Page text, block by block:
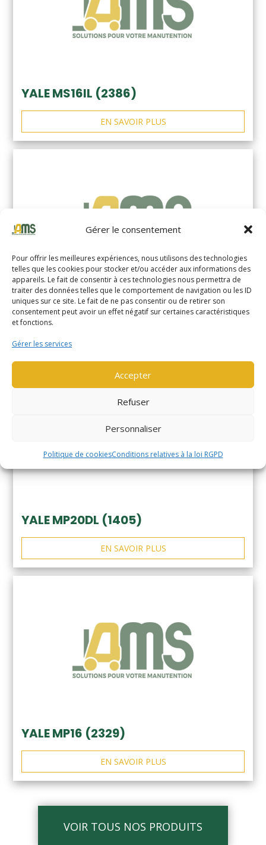
Gérer le consentement
Pour offrir les meilleures expériences, nous utilisons des technologies
telles que les cookies pour stocker et/ou accéder aux informations des
appareils. Le fait de consentir à ces technologies nous permettra de
traiter des données telles que le comportement de navigation ou les ID
uniques sur ce site. Le fait de ne pas consentir ou de retirer son
consentement peut avoir un effet négatif sur certaines caractéristiques
et fonctions.
Gérer les services
Accepter
Refuser
Personnaliser
Politique de cookiesConditions relatives à la loi RGPD
YALE MS16IL (2386)
EN SAVOIR PLUS
YALE MS14XIL (2510)
YALE MP20DL (1405)
EN SAVOIR PLUS
YALE MP16 (2329)
EN SAVOIR PLUS
VOIR TOUS NOS PRODUITS